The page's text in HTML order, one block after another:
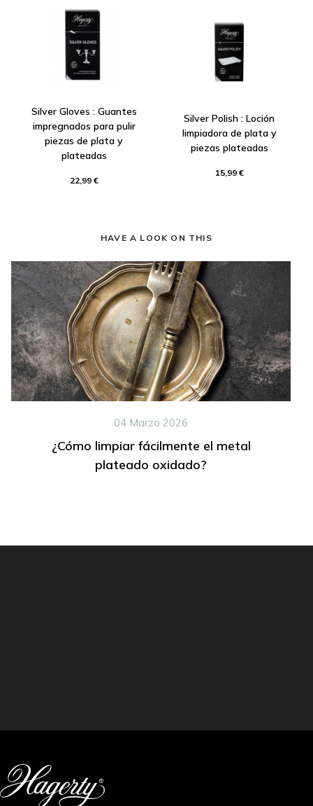
Silver Gloves : Guantes
impregnados para pulir
piezas de plata y
plateadas
22,99 €
Silver Polish : Loción
limpiadora de plata y
piezas plateadas
15,99 €
HAVE A LOOK ON THIS
04 Marzo 2026
¿Cómo limpiar fácilmente el metal
plateado oxidado?